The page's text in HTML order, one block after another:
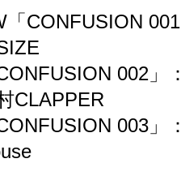
CONFUSION
002」
CLAPPER
003」